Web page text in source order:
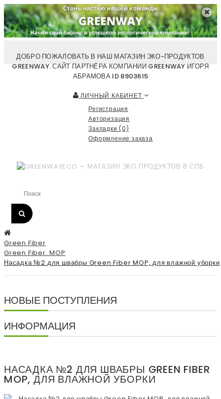
ДОБРО ПОЖАЛОВАТЬ В НАШ МАГАЗИН ЭКО-ПРОДУКТОВ
GREENWAY. САЙТ ПАРТНЁРА КОМПАНИИ GREENWAY ИГОРЯ
АБРАМОВА ID 8903615
ЛИЧНЫЙ КАБИНЕТ
Регистрация
Авторизация
Закладки (0)
Оформление заказа
Green Fiber
Green Fiber. MOP
Насадка №2 для швабры Green Fiber MOP, для влажной уборки
НОВЫЕ ПОСТУПЛЕНИЯ
ИНФОРМАЦИЯ
НАСАДКА №2 ДЛЯ ШВАБРЫ GREEN FIBER
MOP, ДЛЯ ВЛАЖНОЙ УБОРКИ